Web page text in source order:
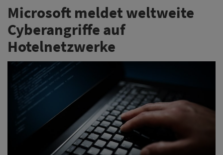
Microsoft meldet weltweite
Cyberangriffe auf
Hotelnetzwerke